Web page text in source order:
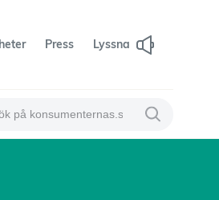
Press Lyssna
på konsumenternas Sök på